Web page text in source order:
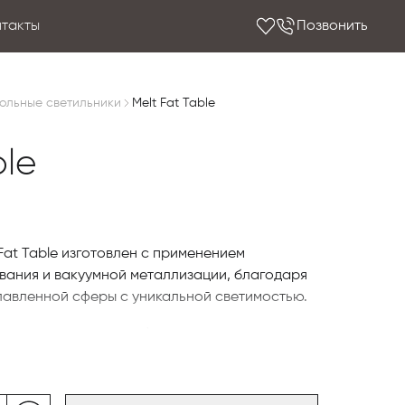
Позвонить
светильники Melt Fat Table
Table изготовлен с применением
и вакуумной металлизации, благодаря
сферы с уникальной светимостью.
даёт эффект выдувного горячего